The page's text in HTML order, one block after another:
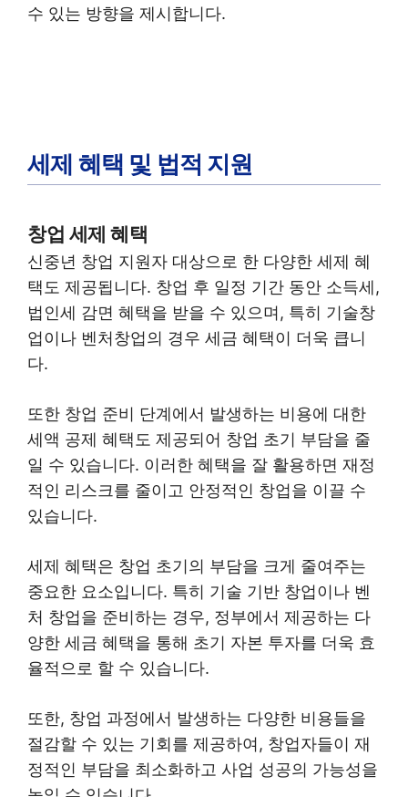
수 있는 방향을 제시합니다.
세제 혜택 및 법적 지원
창업 세제 혜택
신중년 창업 지원자 대상으로 한 다양한 세제 혜
택도 제공됩니다. 창업 후 일정 기간 동안 소득세,
법인세 감면 혜택을 받을 수 있으며, 특히 기술창
업이나 벤처창업의 경우 세금 혜택이 더욱 큽니
다.
또한 창업 준비 단계에서 발생하는 비용에 대한
세액 공제 혜택도 제공되어 창업 초기 부담을 줄
일 수 있습니다. 이러한 혜택을 잘 활용하면 재정
적인 리스크를 줄이고 안정적인 창업을 이끌 수
있습니다.
세제 혜택은 창업 초기의 부담을 크게 줄여주는
중요한 요소입니다. 특히 기술 기반 창업이나 벤
처 창업을 준비하는 경우, 정부에서 제공하는 다
양한 세금 혜택을 통해 초기 자본 투자를 더욱 효
율적으로 할 수 있습니다.
또한, 창업 과정에서 발생하는 다양한 비용들을
절감할 수 있는 기회를 제공하여, 창업자들이 재
정적인 부담을 최소화하고 사업 성공의 가능성을